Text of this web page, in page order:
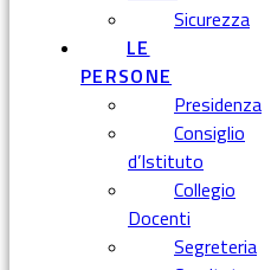
Sicurezza
LE
PERSONE
Presidenza
Consiglio
d’Istituto
Collegio
Docenti
Segreteria